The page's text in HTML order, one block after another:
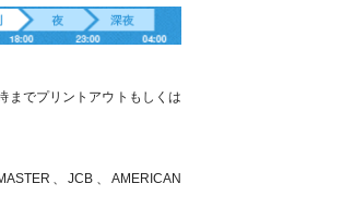
までプリントアウトもしくは
、JCB、AMERICAN